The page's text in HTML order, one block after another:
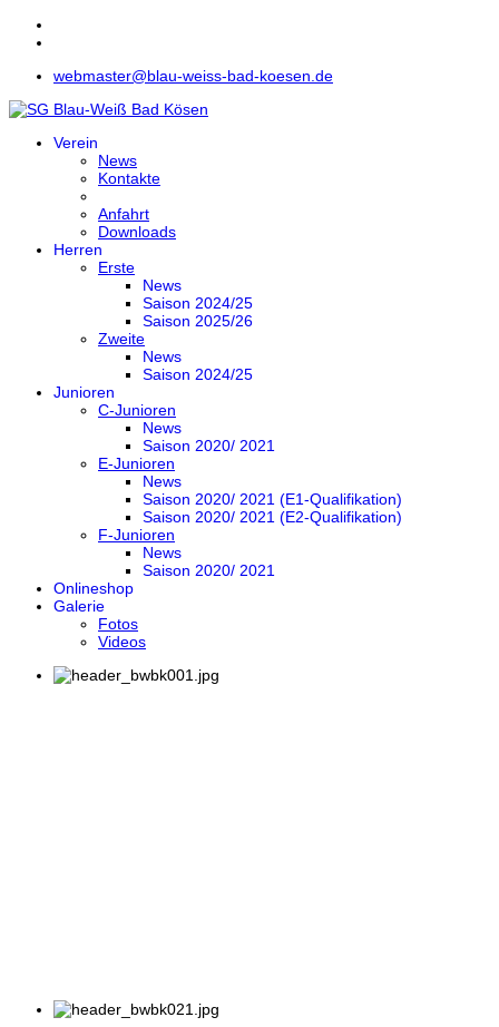
webmaster@blau-weiss-bad-koesen.de
Verein
News
Kontakte
Anfahrt
Downloads
Herren
Erste
News
Saison 2024/25
Saison 2025/26
Zweite
News
Saison 2024/25
Junioren
C-Junioren
News
Saison 2020/ 2021
E-Junioren
News
Saison 2020/ 2021 (E1-Qualifikation)
Saison 2020/ 2021 (E2-Qualifikation)
F-Junioren
News
Saison 2020/ 2021
Onlineshop
Galerie
Fotos
Videos